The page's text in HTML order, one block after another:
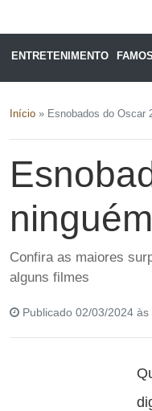
ENTRETENIMENTO
Início » Esnobados do Oscar
Confira as maiores
alguns filmes
Publicado 02/03/2024